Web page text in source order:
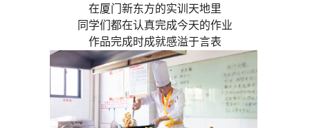
在厦门新东方的实训天地里
同学们都在认真完成今天的作业
作品完成时成就感溢于言表